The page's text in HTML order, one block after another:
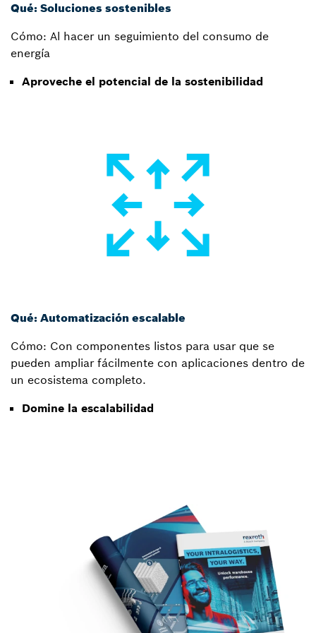
Qué: Soluciones sostenibles
Cómo: Al hacer un seguimiento del consumo de
energía
Aproveche el potencial de la sostenibilidad
Qué: Automatización escalable
Cómo: Con componentes listos para usar que se
pueden ampliar fácilmente con aplicaciones dentro de
un ecosistema completo.
Domine la escalabilidad